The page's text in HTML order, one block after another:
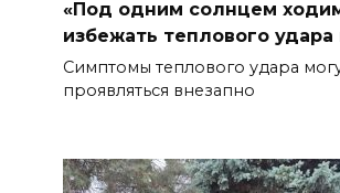
«Под одним солнцем
избежать теплового удара
Симптомы теплового удара
проявляться внезапно